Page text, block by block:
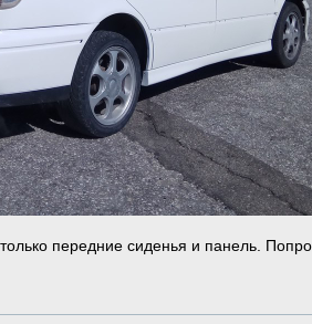
передние сиденья и панель.